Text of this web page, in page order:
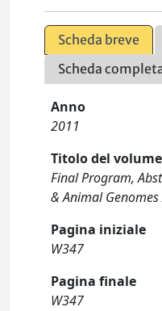
Scheda breve
Scheda
Anno
2011
Titolo del volume
Final Program,
& Animal Genomes
Pagina iniziale
W347
Pagina finale
W347